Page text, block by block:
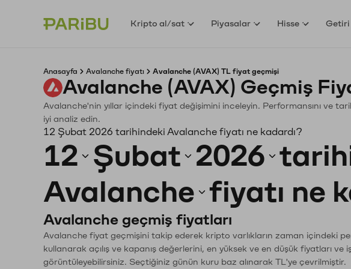
Kripto al/sat Piyasalar Hisse Getiri
Anasayfa Avalanche fiyatı Avalanche (AVAX) TL fiyat geçmişi
Avalanche (AVAX) Geçmiş
Avalanche'nin yıllar içindeki fiyat değişimini inceleyin. Performansını ve
iyi analiz edin.
12 Şubat 2026 tarihindeki Avalanche fiyatı ne kadardı?
12 Şubat 2026
Avalanche fiyatı ne
Avalanche geçmiş fiyatları
Avalanche fiyat geçmişini takip ederek kripto varlıkların zaman içindeki
kullanarak açılış ve kapanış değerlerini, en yüksek ve en düşük fiyatları ve
görüntüleyebilirsiniz. Seçtiğiniz günün kuru baz alınarak TL'ye çevrilmiştir.